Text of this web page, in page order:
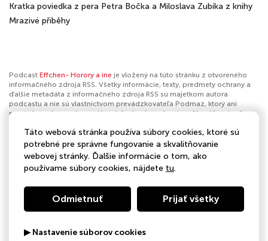
Kratka poviedka z pera Petra Bočka a Miloslava Zubíka z knihy
Mrazivé příběhy
Podcast Effchen- Horory a ine je vložený na túto stránku z otvoreného
informačného zdroja RSS. Všetky informácie, texty, predmety ochrany a
ďalšie metadáta z informačného zdroja RSS sú majetkom autora
podcastu a nie sú vlastníctvom prevádzkovateľa Podmaz, ktorý ani
nevytvára ani nezodpovedá za ich obsah podcastov. Ak máš za to, že
nahlásiť obsah. Ak je toto tvoj podcast a chceš získať kontrolu nad týmto
profilomklikni sem.
Autor:eva bednarova
Kategórie:
Táto webová stránka používa súbory cookies, ktoré sú
potrebné pre správne fungovanie a skvalitňovanie
webovej stránky. Ďalšie informácie o tom, ako
používame súbory cookies, nájdete tu.
Odmietnuť Prijať všetky
▶ Nastavenie súborov cookies